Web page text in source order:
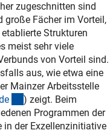
zugeschnitten sind
große Fächer im Vorteil,
Strukturen
meist sehr viele
von Vorteil sind.
aus, wie etwa eine
Mainzer Arbeitsstelle
e (externer Link)
) zeigt. Beim
Programmen der
in der Exzellenzinitiative